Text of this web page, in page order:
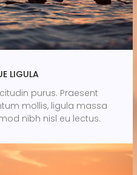
LIGULA
purus. Praesent
mollis, ligula massa
nibh nisl eu lectus.